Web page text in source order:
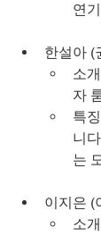
연
한설아 (
소
자
특
니
는
이지은 (
소